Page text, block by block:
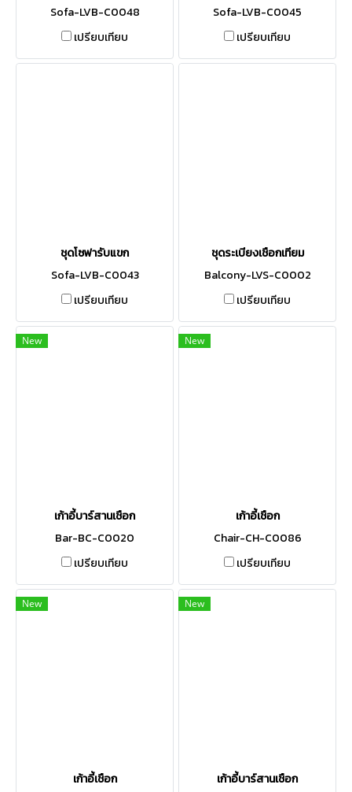
Sofa-LVB-C0048
เปรียบเทียบ
Sofa-LVB-C0045
เปรียบเทียบ
ชุดโซฟารับแขก
Sofa-LVB-C0043
เปรียบเทียบ
ชุดระเบียงเชือกเทียม
Balcony-LVS-C0002
เปรียบเทียบ
New
เก้าอี้บาร์สานเชือก
Bar-BC-C0020
เปรียบเทียบ
New
เก้าอี้เชือก
Chair-CH-C0086
เปรียบเทียบ
New
เก้าอี้เชือก
New
เก้าอี้บาร์สานเชือก